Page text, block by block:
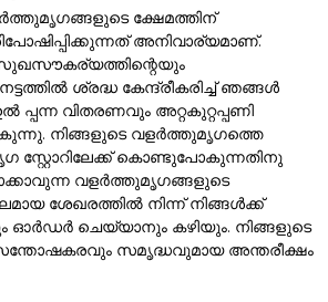
ക്ഷേമത്തിന്
അനിവാര്യമാണ്.
ശ്രദ്ധ കേന്ദ്രീകരിച്ച് ഞങ്ങൾ
വിതരണവും അറ്റകുറ്റപ്പണി
നിങ്ങളുടെ വളർത്തുമൃഗത്തെ
കൊണ്ടുപോകുന്നതിനു
വളർത്തുമൃഗങ്ങളുടെ
ശേഖരത്തിൽ നിന്ന് നിങ്ങൾക്ക്
ഓർഡർ ചെയ്യാനും കഴിയും. നിങ്ങളുടെ
സമൃദ്ധവുമായ അന്തരീക്ഷം